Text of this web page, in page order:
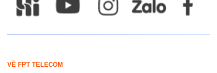
VỀ FPT TELECOM